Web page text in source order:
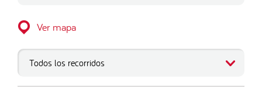
Ver mapa
Todos los recorridos